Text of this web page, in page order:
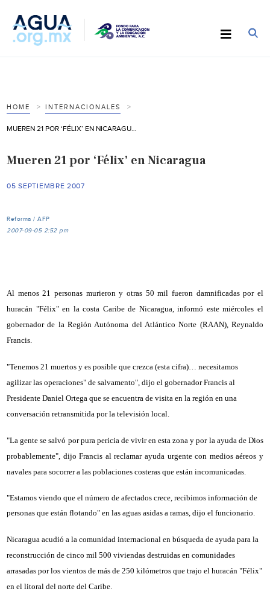
HOME INTERNACIONALES
Mueren 21 por ‘Félix’ en Nicaragua
05 SEPTIEMBRE 2007
Reforma / AFP
2007-09-05 2:52 pm
Al menos 21 personas murieron y otras 50 mil fueron damnificadas por el
huracán "Félix" en la costa Caribe de Nicaragua, informó este miércoles el
gobernador de la Región Autónoma del Atlántico Norte (RAAN), Reynaldo
Francis.
"Tenemos 21 muertos y es posible que crezca (esta cifra)… necesitamos
agilizar las operaciones" de salvamento", dijo el gobernador Francis al
Presidente Daniel Ortega que se encuentra de visita en la región en una
conversación retransmitida por la televisión local.
"La gente se salvó por pura pericia de vivir en esta zona y por la ayuda de Dios
probablemente", dijo Francis al reclamar ayuda urgente con medios aéreos y
navales para socorrer a las poblaciones costeras que están incomunicadas.
"Estamos viendo que el número de afectados crece, recibimos información de
personas que están flotando" en las aguas asidas a ramas, dijo el funcionario.
Nicaragua acudió a la comunidad internacional en búsqueda de ayuda para la
reconstrucción de cinco mil 500 viviendas destruidas en comunidades
arrasadas por los vientos de más de 250 kilómetros que trajo el huracán "Félix"
en el litoral del norte del Caribe.